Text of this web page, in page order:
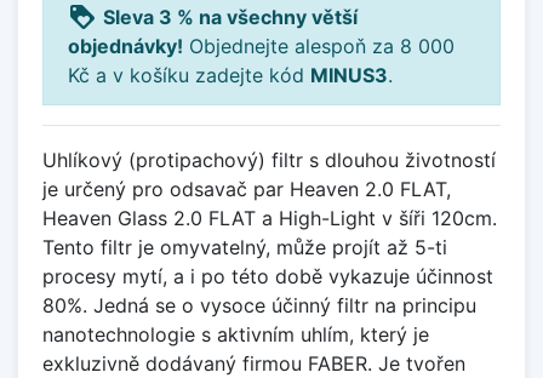
loyalty Sleva 3 % na všechny větší
objednávky! Objednejte alespoň za 8 000
Kč a v košíku zadejte kód MINUS3.
Uhlíkový (protipachový) filtr s dlouhou životností
je určený pro odsavač par Heaven 2.0 FLAT,
Heaven Glass 2.0 FLAT a High-Light v šíři 120cm.
Tento filtr je omyvatelný, může projít až 5-ti
procesy mytí, a i po této době vykazuje účinnost
80%. Jedná se o vysoce účinný filtr na principu
nanotechnologie s aktivním uhlím, který je
exkluzivně dodávaný firmou FABER. Je tvořen